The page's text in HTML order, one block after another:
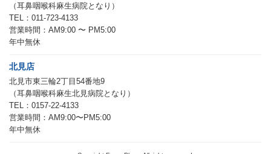
（耳鼻咽喉科麻生病院となり）
TEL：011-723-4133
営業時間：AM9:00 〜 PM5:00
年中無休
北見店
北見市東三輪2丁目54番地9
（耳鼻咽喉科麻生北見病院となり）
TEL：0157-22-4133
営業時間：AM9:00〜PM5:00
年中無休